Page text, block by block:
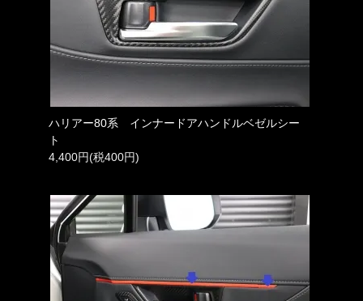
ハリアー80系 インナードアハンドルベゼルシー
ト
4,400円(税400円)